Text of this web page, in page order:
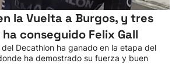
la Vuelta a Burgos, y tres
conseguido Felix Gall
Decathlon ha ganado en la etapa del
ha demostrado su fuerza y buen